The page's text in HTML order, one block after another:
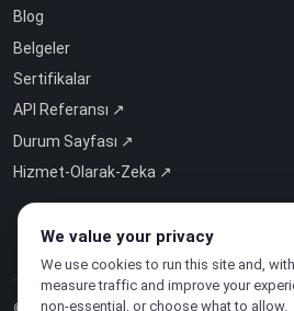
Blog
Belgeler
Sertifikalar
API Referansı ↗
Durum Sayfası ↗
Hizmet-Olarak-Zeka ↗
We value your privacy
We use cookies to run this site and,
measure traffic and improve your
non-essential, or choose what to allow.